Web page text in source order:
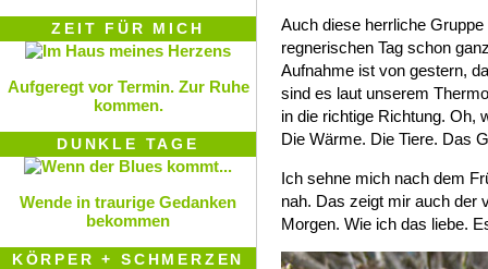
Auch diese herrliche
regnerischen Tag schon
Aufnahme ist von gestern,
sind es laut unserem
in die richtige Richtung. Oh,
Die Wärme. Die Tiere. Das
Ich sehne mich nach dem
nah. Das zeigt mir auch der
Morgen. Wie ich das liebe.
ZEIT FÜR MICH
Aufgeregt vor Termin. Zur Ruhe
kommen.
DUNKLE TAGE
Wende in traurige Gedanken
bekommen
KÖRPER + SCHMERZEN